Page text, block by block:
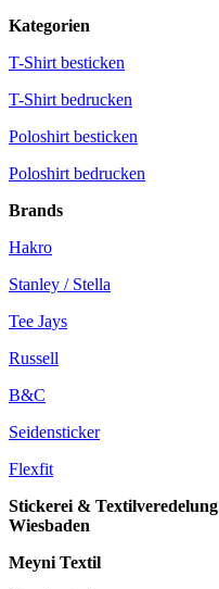
Kategorien
T-Shirt besticken
T-Shirt bedrucken
Poloshirt besticken
Poloshirt bedrucken
Brands
Hakro
Stanley / Stella
Tee Jays
Russell
B&C
Seidensticker
Flexfit
Stickerei & Textilveredelung
Wiesbaden
Meyni Textil